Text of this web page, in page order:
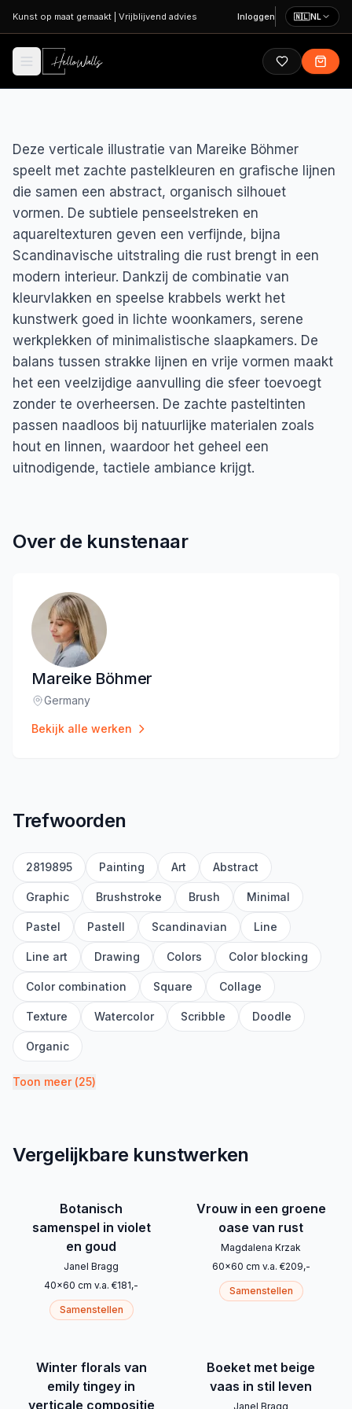
Ga naar hoofdinhoud
Kunst op maat gemaakt Vrijblijvend advies Inloggen 🇳🇱NL
Deze verticale illustratie van Mareike Böhmer
speelt met zachte pastelkleuren en grafische lijnen
die samen een abstract, organisch silhouet
vormen. De subtiele penseelstreken en
aquareltexturen geven een verfijnde, bijna
Scandinavische uitstraling die rust brengt in een
modern interieur. Dankzij de combinatie van
kleurvlakken en speelse krabbels werkt het
kunstwerk goed in lichte woonkamers, serene
werkplekken of minimalistische slaapkamers. De
balans tussen strakke lijnen en vrije vormen maakt
het een veelzijdige aanvulling die sfeer toevoegt
zonder te overheersen. De zachte pasteltinten
passen naadloos bij natuurlijke materialen zoals
hout en linnen, waardoor het geheel een
uitnodigende, tactiele ambiance krijgt.
Over de kunstenaar
Mareike Böhmer
Locatie:
Germany
Bekijk alle werken
Trefwoorden
2819895 Painting Art Abstract
Graphic Brushstroke Brush Minimal
Pastel Pastell Scandinavian Line
Line art Drawing Colors Color blocking
Color combination Square Collage
Texture Watercolor Scribble Doodle
Organic
Toon meer(25)
Vergelijkbare kunstwerken
Botanisch
samenspel in violet
en goud
Janel Bragg
40x60 cm v.a. €181,-
Samenstellen
Vrouw in een groene
oase van rust
Magdalena Krzak
60x60 cm v.a. €209,-
Samenstellen
Winter florals van
emily tingey in
verticale compositie
Boeket met beige
vaas in stil leven
Janel Bragg